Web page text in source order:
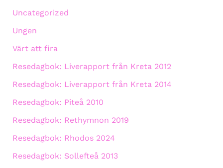
Uncategorized
Ungen
Värt att fira
Resedagbok: Liverapport från Kreta 2012
Resedagbok: Liverapport från Kreta 2014
Resedagbok: Piteå 2010
Resedagbok: Rethymnon 2019
Resedagbok: Rhodos 2024
Resedagbok: Sollefteå 2013